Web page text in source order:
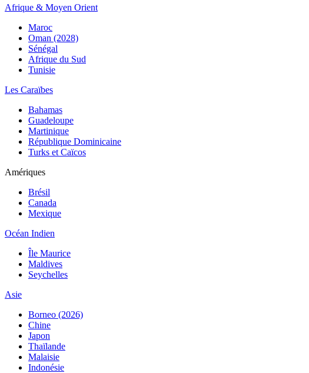
Afrique & Moyen Orient
Maroc
Oman (2028)
Sénégal
Afrique du Sud
Tunisie
Les Caraïbes
Bahamas
Guadeloupe
Martinique
République Dominicaine
Turks et Caïcos
Amériques
Brésil
Canada
Mexique
Océan Indien
Île Maurice
Maldives
Seychelles
Asie
Borneo (2026)
Chine
Japon
Thaïlande
Malaisie
Indonésie